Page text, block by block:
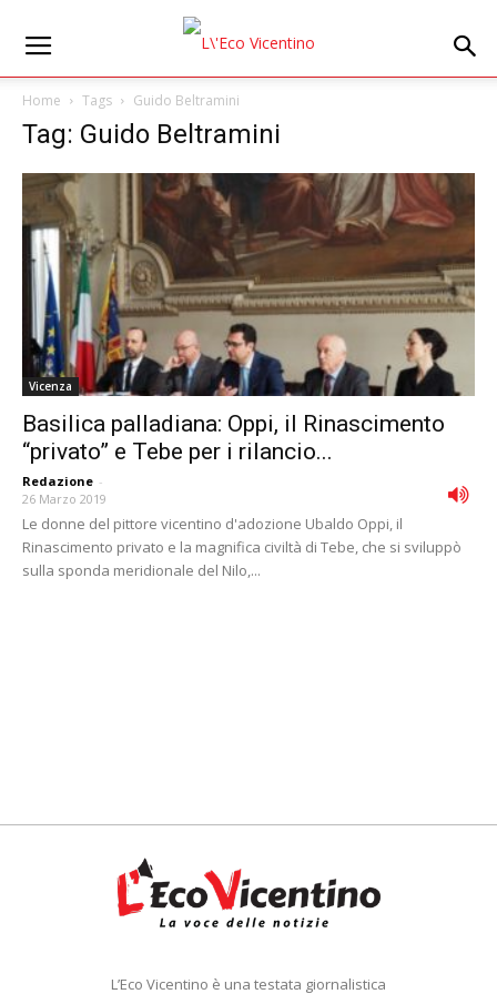
Home Tags Guido Beltramini
Tag: Guido Beltramini
Vicenza
Basilica palladiana: Oppi, il Rinascimento
“privato” e Tebe per i rilancio...
Redazione -
26 Marzo 2019
Le donne del pittore vicentino d'adozione Ubaldo Oppi, il
Rinascimento privato e la magnifica civiltà di Tebe, che si sviluppò
sulla sponda meridionale del Nilo,...
L’Eco Vicentino è una testata giornalistica